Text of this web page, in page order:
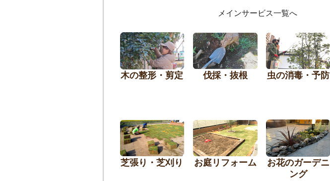
メインサービス一覧へ
木の整形・剪定 伐採・抜根 虫の消毒・予防
芝張り・芝刈り お庭リフォーム
お花のガーデニ
ング